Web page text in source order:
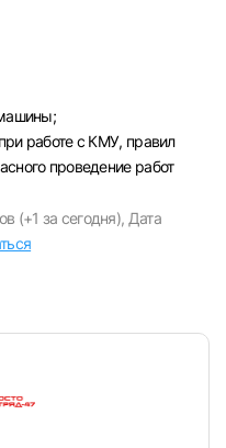
работе с КМУ, правил
проведение работ
(+1 за сегодня), Дата